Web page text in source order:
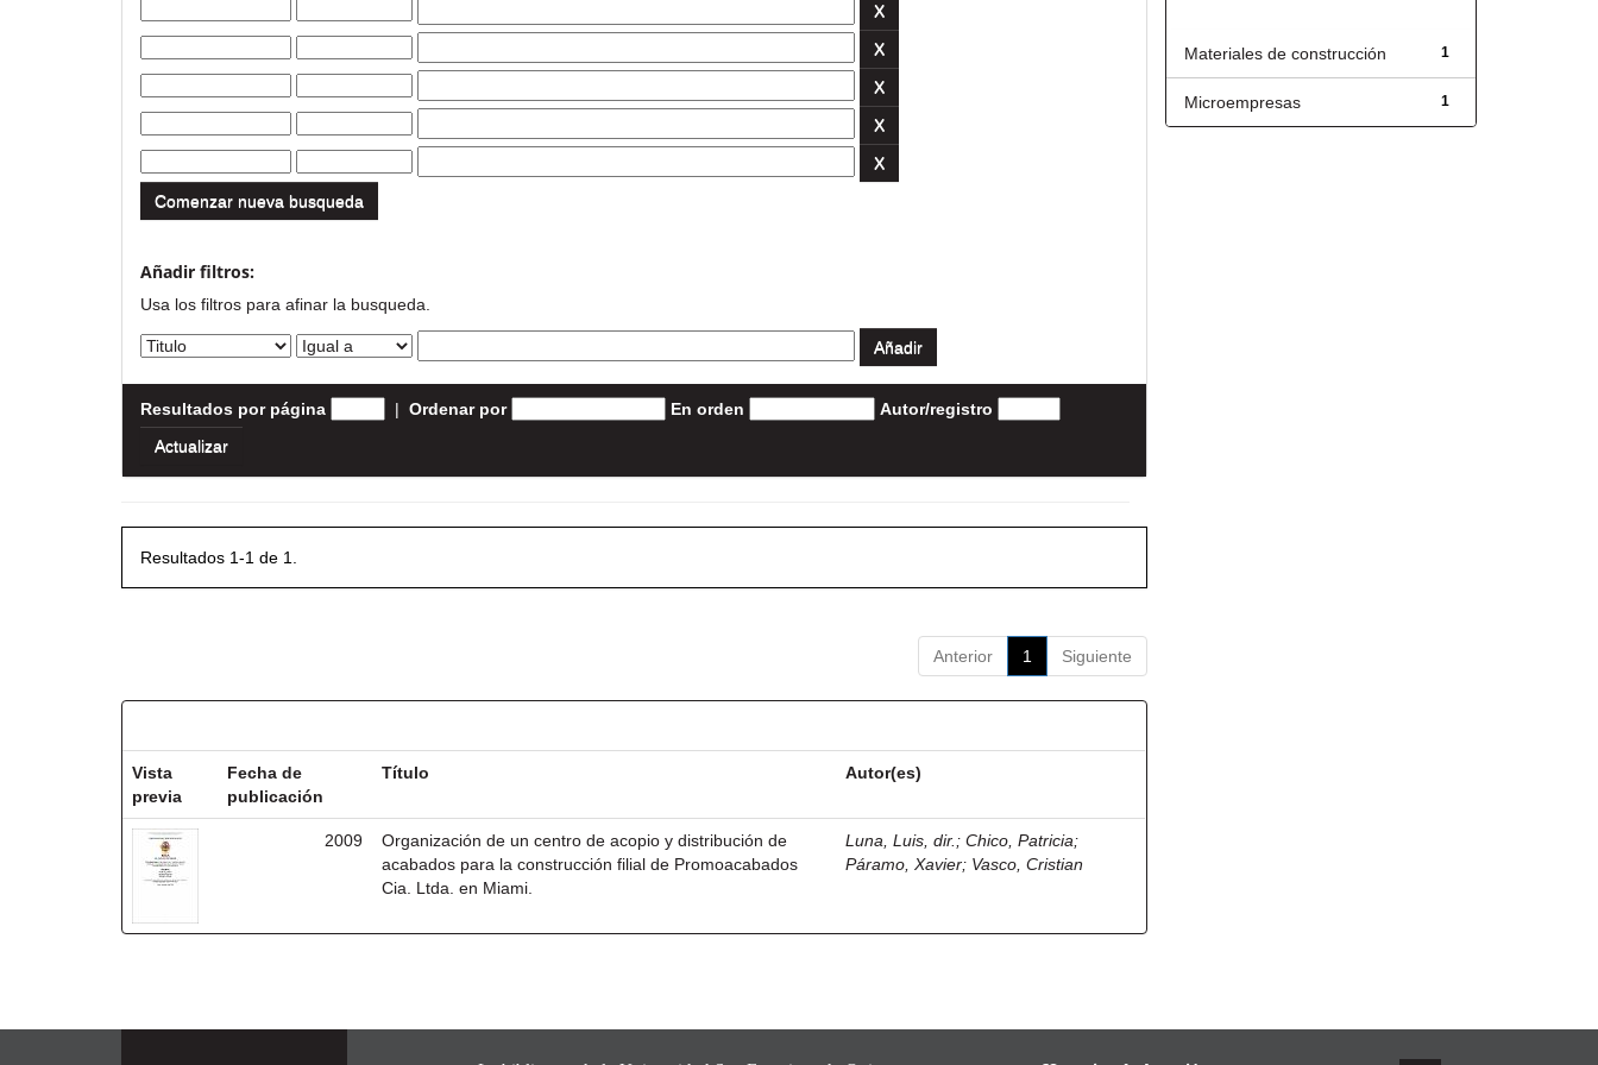
Comenzar nueva busqueda
Añadir filtros:
Usa los filtros para afinar la busqueda.
Resultados por página | Ordenar por En orden Autor/registro
Resultados 1-1 de 1.
Anterior 1 Siguiente
Vista
previa
Fecha de
publicación
Título Autor(es)
2009
Organización de un centro de acopio y distribución de
acabados para la construcción filial de Promoacabados
Cia. Ltda. en Miami.
Luna, Luis, dir. ;Chico, Patricia;
Páramo, Xavier; Vasco, Cristian
1
Materiales de construcción
1
Microempresas